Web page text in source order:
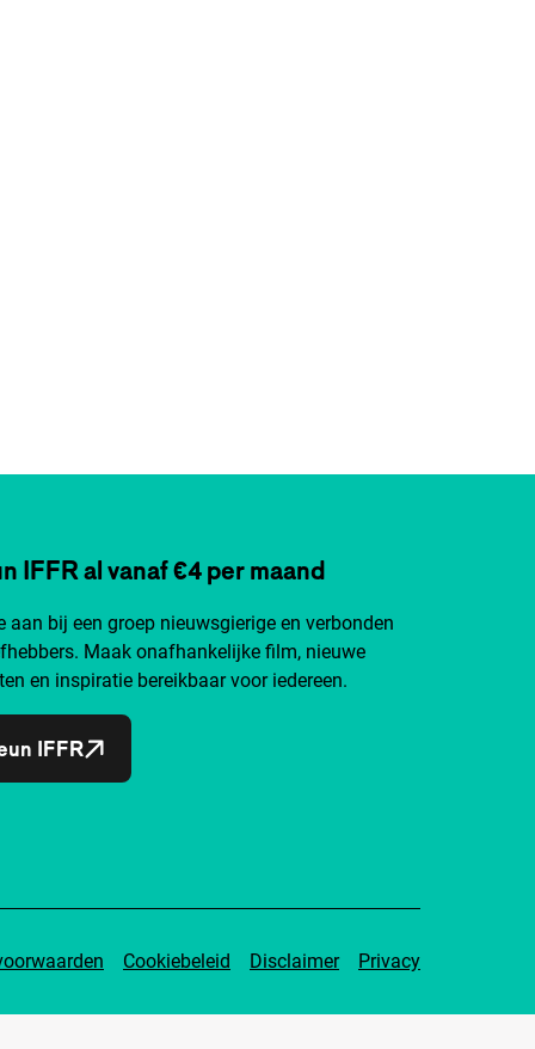
IFFR al vanaf €4 per maand
aan bij een groep nieuwsgierige en verbonden
Maak onafhankelijke film, nieuwe
en inspiratie bereikbaar voor iedereen.
IFFR
Cookiebeleid Disclaimer Privacy